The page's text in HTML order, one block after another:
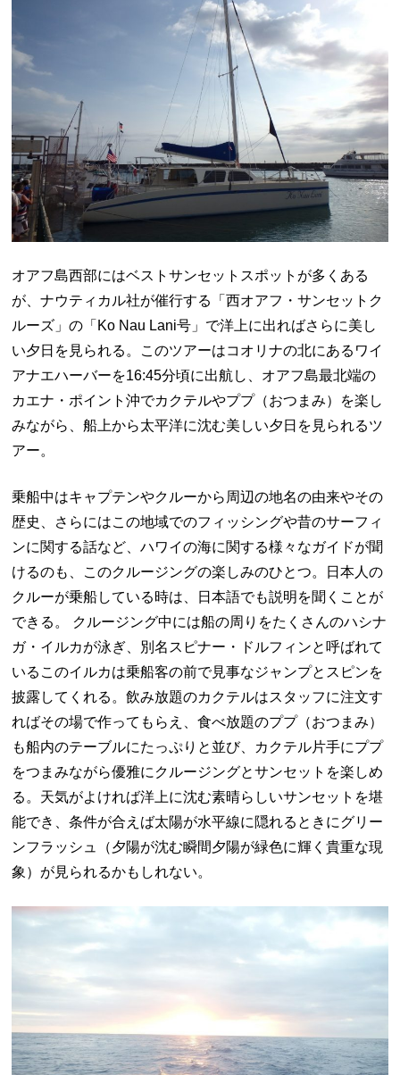
オアフ島西部にはベストサンセットスポットが多くある
が、ナウティカル社が催行する「西オアフ・サンセットク
ルーズ」の「Ko Nau Lani号」で洋上に出ればさらに美し
い夕日を見られる。このツアーはコオリナの北にあるワイ
アナエハーバーを16:45分頃に出航し、オアフ島最北端の
カエナ・ポイント沖でカクテルやププ（おつまみ）を楽し
みながら、船上から太平洋に沈む美しい夕日を見られるツ
アー。
乗船中はキャプテンやクルーから周辺の地名の由来やその
歴史、さらにはこの地域でのフィッシングや昔のサーフィ
ンに関する話など、ハワイの海に関する様々なガイドが聞
けるのも、このクルージングの楽しみのひとつ。日本人の
クルーが乗船している時は、日本語でも説明を聞くことが
できる。 クルージング中には船の周りをたくさんのハシナ
ガ・イルカが泳ぎ、別名スピナー・ドルフィンと呼ばれて
いるこのイルカは乗船客の前で見事なジャンプとスピンを
披露してくれる。飲み放題のカクテルはスタッフに注文す
ればその場で作ってもらえ、食べ放題のププ（おつまみ）
も船内のテーブルにたっぷりと並び、カクテル片手にププ
をつまみながら優雅にクルージングとサンセットを楽しめ
る。天気がよければ洋上に沈む素晴らしいサンセットを堪
能でき、条件が合えば太陽が水平線に隠れるときにグリー
ンフラッシュ（夕陽が沈む瞬間夕陽が緑色に輝く貴重な現
象）が見られるかもしれない。